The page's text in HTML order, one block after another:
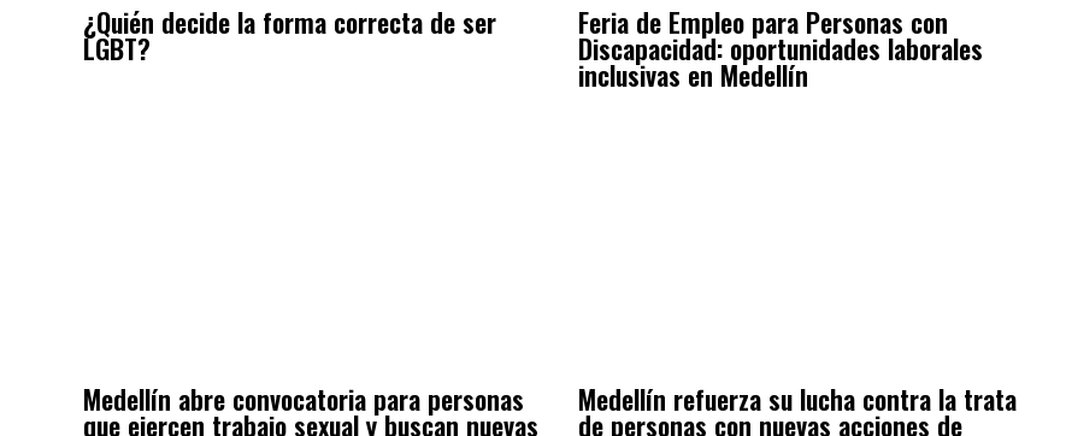
¿Quién decide la forma correcta de ser
LGBT?
Feria de Empleo para Personas con
Discapacidad: oportunidades laborales
inclusivas en Medellín
Medellín abre convocatoria para personas
que ejercen trabajo sexual y buscan nuevas
Medellín refuerza su lucha contra la trata
de personas con nuevas acciones de